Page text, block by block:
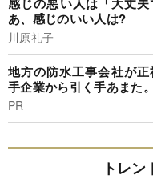
あ、感じのいい人は?
川原礼子
地方の防水工事会社が
手企業から引く手あまた
PR
トレ